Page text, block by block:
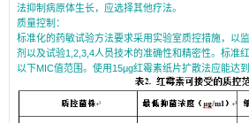
法抑制病原体生长，应选择其他疗法。
质量控制：
标准化的药敏试验方法要求采用实验室质控措施，以
剂以及试验1,2,3,4人员技术的准确性和精密性。标准
以下MIC值范围。使用15μg红霉素纸片扩散法应能达